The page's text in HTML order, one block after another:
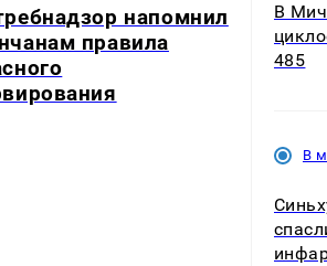
напомнил
правила
В
485
В